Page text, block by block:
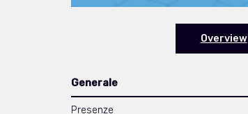
Overview
Generale
Presenze